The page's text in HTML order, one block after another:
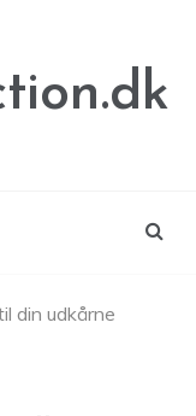
din udkårne